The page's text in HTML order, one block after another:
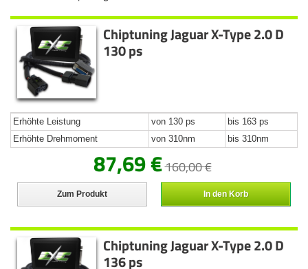
Chiptuning Jaguar X-Type 2.0 D
130 ps
Erhöhte Leistung von 130 ps
bis 163 ps
Erhöhte Drehmoment
von 310nm bis 310nm
87,69 €160,00 €
Zum Produkt In den Korb
Chiptuning Jaguar X-Type 2.0 D
136 ps